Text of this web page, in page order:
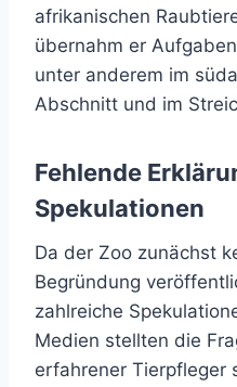
afrikanischen
übernahm er
unter anderem im
Abschnitt und im
Fehlende
Spekulationen
Da der Zoo zunächst
Begründung
zahlreiche
Medien stellten die
erfahrener Tierpfleger